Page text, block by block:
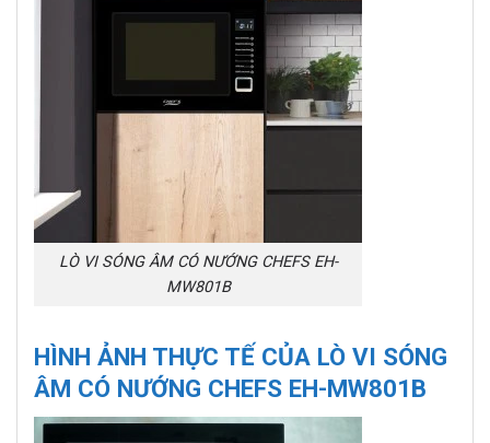
LÒ VI SÓNG ÂM CÓ NƯỚNG CHEFS EH-
MW801B
HÌNH ẢNH THỰC TẾ CỦA LÒ VI SÓNG
ÂM CÓ NƯỚNG CHEFS EH-MW801B